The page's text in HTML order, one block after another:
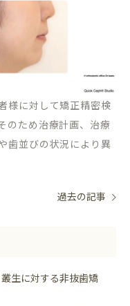
様に対して矯正精密検
のため治療計画、治療
歯並びの状況により異
過去の記事
生に対する非抜歯矯